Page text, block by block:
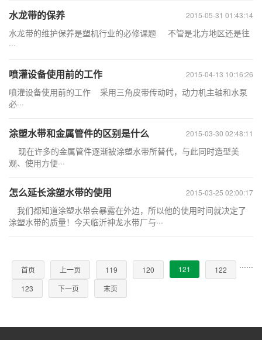
2015-05-31 01:43:14
水龙带的保养
水龙带的维护保养是塑机行业的必修课题 不管是北方地区还是往
···
2015-04-13 10:16:26
喷灌设备使用前的工作
喷灌设备使用前的工作 采用三角皮带传动时，动力机主轴和水泵
必···
2015-03-30 02:48:11
涂塑水带和金属管件的区别是什么
现在许多的金属管件逐渐被涂塑水带所替代，与此同时造型美
观、使用方便···
2015-03-25 02:00:17
怎么延长涂塑水带的使用
我们都知道涂塑水带会暴露在外边，所以他的使用时间就决定了
涂塑水带的质量！今天临沂神龙水带厂与···
首页 上一页 ···
119 120 121
122
123
···
下一页 末页